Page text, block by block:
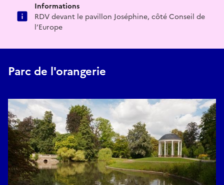
Informations
RDV devant le pavillon Joséphine, côté Conseil de
l’Europe
Parc de l'orangerie